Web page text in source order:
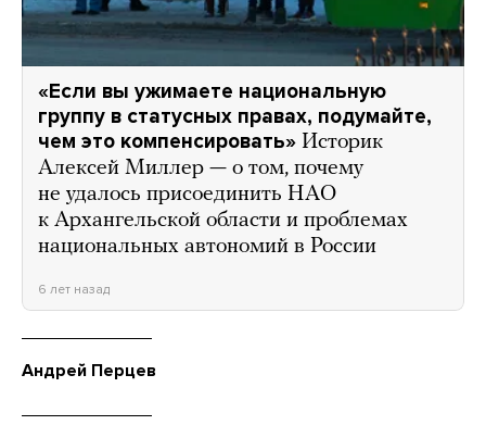
«Если вы ужимаете национальную
группу в статусных правах, подумайте,
чем это компенсировать» Историк
Алексей Миллер — о том, почему
не удалось присоединить НАО
к Архангельской области и проблемах
национальных автономий в России
6 лет назад
Андрей Перцев